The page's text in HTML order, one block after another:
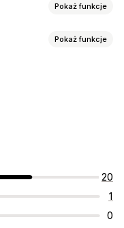
Pokaż funkcje
Pokaż funkcje
20
1
0